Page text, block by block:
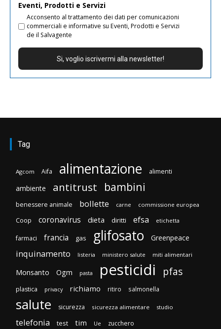
Eventi, Prodotti e Servizi
Acconsento al trattamento dei dati per comunicazioni
commerciali e informative su Eventi, Prodotti e Servizi
de il Salvagente
Tag
Agcom Aifa alimentazione alimenti
ambiente antitrust bambini
benessere animale bollette carne commissione europea
Coop coronavirus dieta diritti efsa etichetta
farmaci francia gas glifosato Greenpeace
inquinamento listeria ministero salute miti alimentari
Monsanto Ogm pasta pesticidi pfas
plastica privacy richiamo ritiro salmonella
salute sicurezza sicurezza alimentare studio
telefonia test tim Ue zucchero